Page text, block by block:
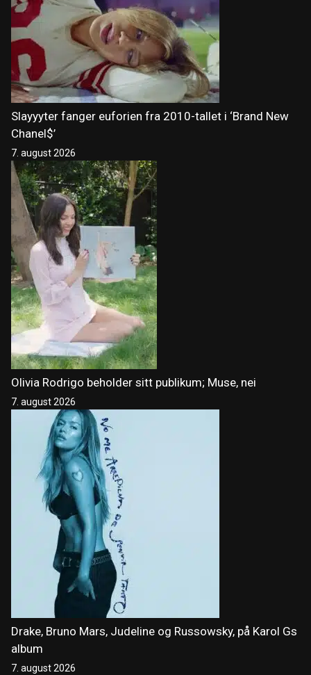
Slayyyter fanger euforien fra 2010-tallet i ‘Brand New
Chanel$’
7. august 2026
Olivia Rodrigo beholder sitt publikum; Muse, nei
7. august 2026
Drake, Bruno Mars, Judeline og Russowsky, på Karol Gs
album
7. august 2026